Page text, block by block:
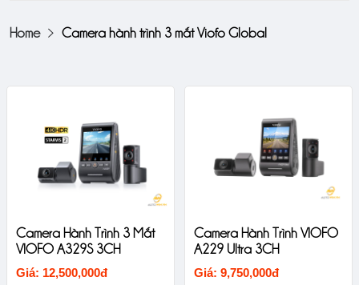
Home Camera hành trình 3 mắt Viofo Global
Camera Hành Trình 3 Mắt
VIOFO A329S 3CH
Giá: 12,500,000đ
Camera Hành Trình VIOFO
A229 Ultra 3CH
Giá: 9,750,000đ